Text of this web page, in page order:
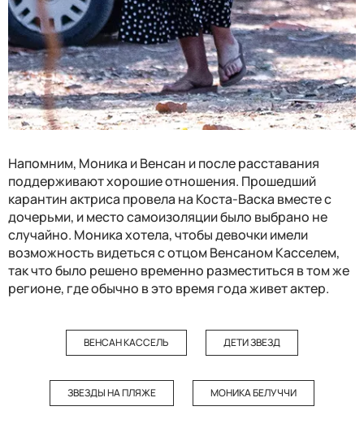
Напомним, Моника и Венсан и после расставания
поддерживают хорошие отношения. Прошедший
карантин актриса провела на Коста-Васка вместе с
дочерьми, и место самоизоляции было выбрано не
случайно. Моника хотела, чтобы девочки имели
возможность видеться с отцом Венсаном Касселем,
так что было решено временно разместиться в том же
регионе, где обычно в это время года живет актер.
ВЕНСАН КАССЕЛЬ ДЕТИ ЗВЕЗД
ЗВЕЗДЫ НА ПЛЯЖЕ МОНИКА БЕЛУЧЧИ